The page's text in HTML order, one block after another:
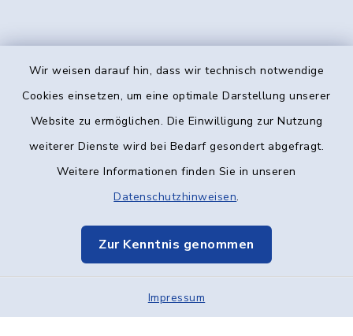
Wir weisen darauf hin, dass wir technisch notwendige
Cookies einsetzen, um eine optimale Darstellung unserer
Website zu ermöglichen. Die Einwilligung zur Nutzung
weiterer Dienste wird bei Bedarf gesondert abgefragt.
Weitere Informationen finden Sie in unseren
Datenschutzhinweisen.
Zur Kenntnis genommen
Impressum
Kontakt
Datenschutz
Elektronische Kommunikation
Sitemap